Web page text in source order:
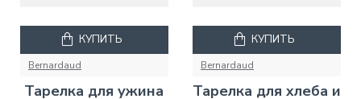
Bernardaud
Тарелка для ужина
КУПИТЬ
Bernardaud
Тарелка для хлеба и
КУПИТЬ